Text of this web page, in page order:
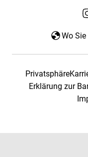
Wo
Privatsphäre
Erklärung zur